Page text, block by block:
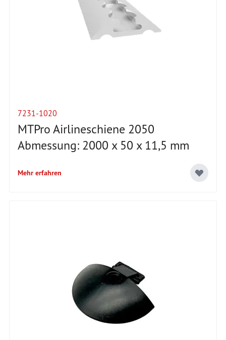
7231-1020
MTPro Airlineschiene 2050
Abmessung: 2000 x 50 x 11,5 mm
Mehr erfahren